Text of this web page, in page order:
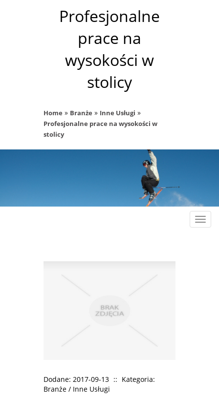
Profesjonalne
prace na
wysokości w
stolicy
Home » Branże » Inne Usługi »
Profesjonalne prace na wysokości w
stolicy
Dodane: 2017-09-13 :: Kategoria:
Branże / Inne Usługi